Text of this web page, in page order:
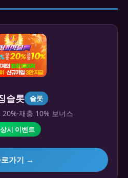
슬롯 슬롯
20%·재충 10% 보너스
시 이벤트
로가기 →